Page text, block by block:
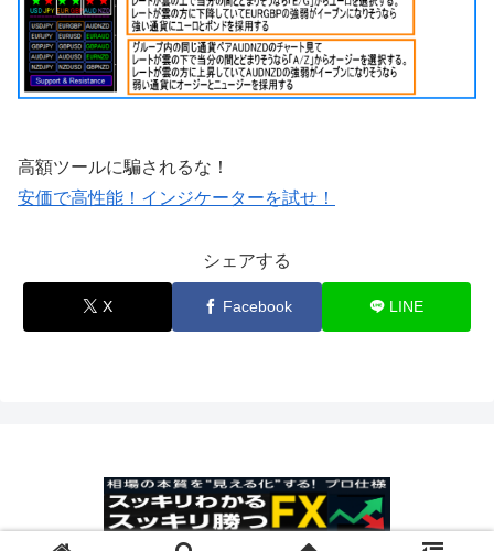
高額ツールに騙されるな！
安価で高性能！インジケーターを試せ！
シェアする
X Facebook LINE